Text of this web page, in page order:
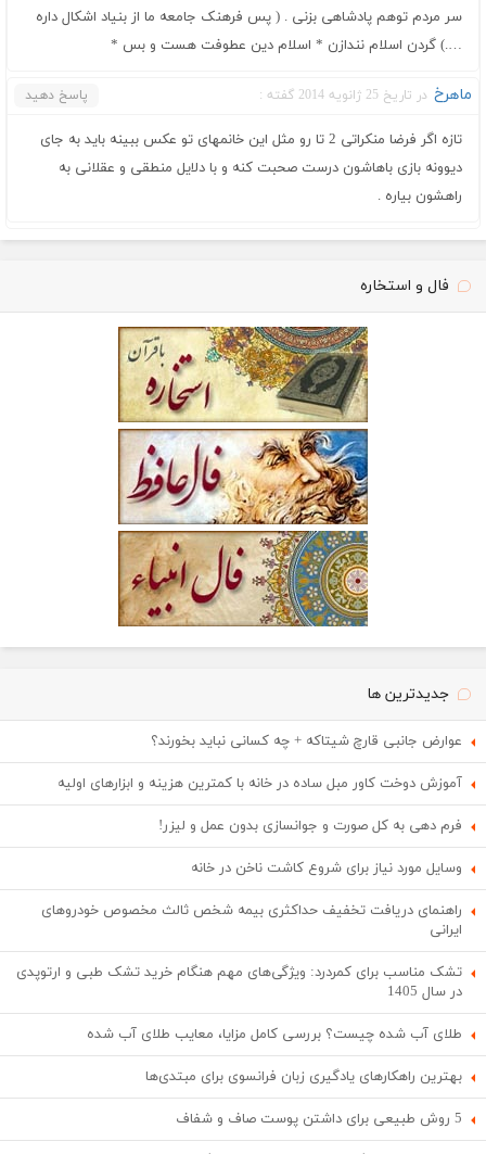
سر مردم توهم پادشاهی بزنی . ( پس فرهنک جامعه ما از بنیاد اشکال داره
….) گردن اسلام نندازن * اسلام دین عطوفت هست و بس *
ماهرخ در تاریخ 25 ژانویه 2014 گفته : پاسخ دهید
تازه اگر فرضا منکراتی 2 تا رو مثل این خانمهای تو عکس ببینه باید به جای
دیوونه بازی باهاشون درست صحبت کنه و با دلایل منطقی و عقلانی به
راهشون بیاره .
فال و استخاره
جدیدترین ها
عوارض جانبی قارچ شیتاکه + چه کسانی نباید بخورند؟
آموزش دوخت کاور مبل ساده در خانه با کمترین هزینه و ابزارهای اولیه
فرم دهی به کل صورت و جوانسازی بدون عمل و لیزر!
وسایل مورد نیاز برای شروع کاشت ناخن در خانه
راهنمای دریافت تخفیف حداکثری بیمه شخص ثالث مخصوص خودروهای
ایرانی
تشک مناسب برای کمردرد: ویژگی‌های مهم هنگام خرید تشک طبی و ارتوپدی
در سال 1405
طلای آب شده چیست؟ بررسی کامل مزایا، معایب طلای آب شده
بهترین راهکارهای یادگیری زبان فرانسوی برای مبتدی‌ها
5 روش طبیعی برای داشتن پوست صاف و شفاف